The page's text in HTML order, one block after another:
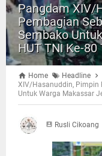
Pangdam XIV/
Pembagian
Sembako
HUT TNI Ke-80
Home Headline
XIV/Hasanuddin, Pimpin
Untuk Warga Makassar
Rusli Cikoang